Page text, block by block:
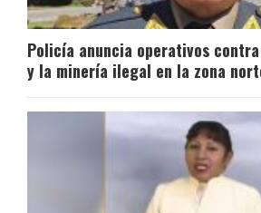
Policía anuncia operativos
y la minería ilegal en la zona